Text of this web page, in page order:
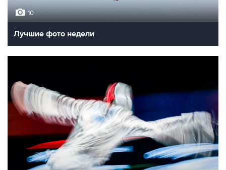
10
Лучшие фото недели